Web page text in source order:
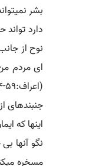
بشر
دارد
نوح از
ای مردم
جنبنده‏ای
اینها که
نگو آنها